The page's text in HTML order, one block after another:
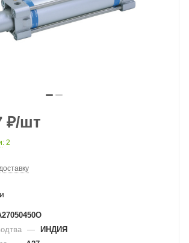
₽/шт
: 2
— ИНДИЯ